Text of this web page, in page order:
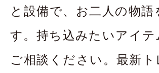
と設備で、お二人の物
す。持ち込みたいアイ
ご相談ください。最新